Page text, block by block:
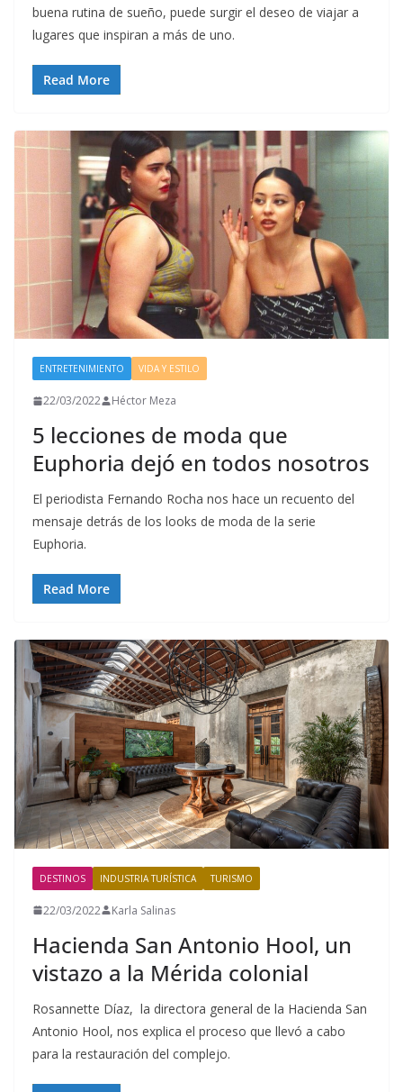
buena rutina de sueño, puede surgir el deseo de viajar a
lugares que inspiran a más de uno.
Read More
ENTRETENIMIENTO VIDA Y ESTILO
22/03/2022 Héctor Meza
5 lecciones de moda que
Euphoria dejó en todos nosotros
El periodista Fernando Rocha nos hace un recuento del
mensaje detrás de los looks de moda de la serie
Euphoria.
Read More
DESTINOS INDUSTRIA TURÍSTICA TURISMO
22/03/2022 Karla Salinas
Hacienda San Antonio Hool, un
vistazo a la Mérida colonial
Rosannette Díaz, la directora general de la Hacienda San
Antonio Hool, nos explica el proceso que llevó a cabo
para la restauración del complejo.